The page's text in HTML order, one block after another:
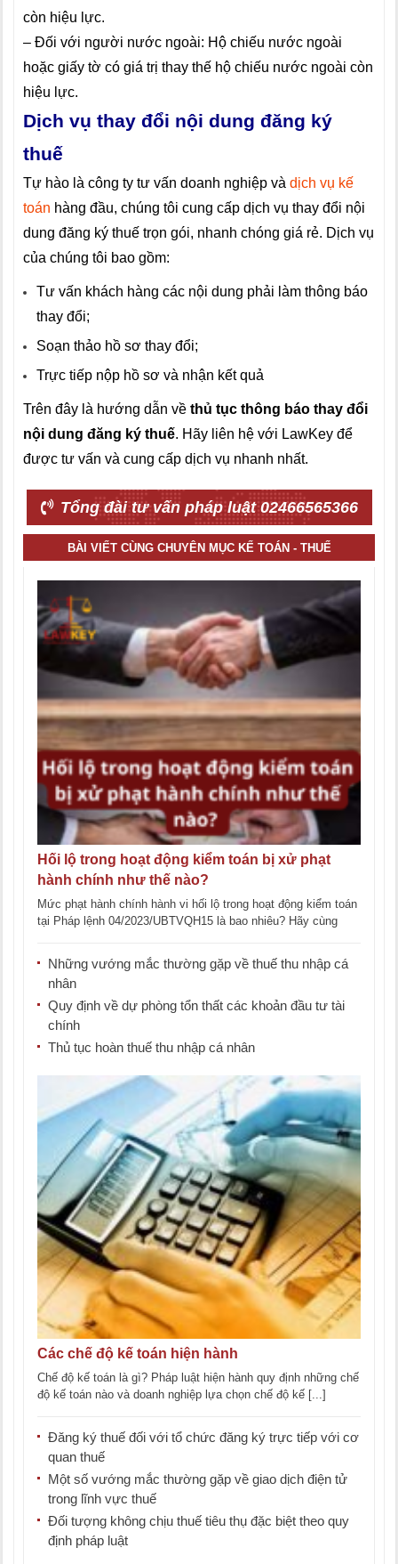
còn hiệu lực.
– Đối với người nước ngoài: Hộ chiếu nước ngoài
hoặc giấy tờ có giá trị thay thế hộ chiếu nước ngoài còn
hiệu lực.
Dịch vụ thay đổi nội dung đăng ký
thuế
Tự hào là công ty tư vấn doanh nghiệp và dịch vụ kế
toán hàng đầu, chúng tôi cung cấp dịch vụ thay đổi nội
dung đăng ký thuế trọn gói, nhanh chóng giá rẻ. Dịch vụ
của chúng tôi bao gồm:
Tư vấn khách hàng các nội dung phải làm thông báo
thay đổi;
Soạn thảo hồ sơ thay đổi;
Trực tiếp nộp hồ sơ và nhận kết quả
Trên đây là hướng dẫn về thủ tục thông báo thay đổi
nội dung đăng ký thuế. Hãy liên hệ với LawKey để
được tư vấn và cung cấp dịch vụ nhanh nhất.
Tổng đài tư vấn pháp luật 02466565366
BÀI VIẾT CÙNG CHUYÊN MỤC KẾ TOÁN - THUẾ
Hối lộ trong hoạt động kiểm toán bị xử phạt
hành chính như thế nào?
Mức phạt hành chính hành vi hối lộ trong hoạt động kiểm toán
tại Pháp lệnh 04/2023/UBTVQH15 là bao nhiêu? Hãy cùng
Những vướng mắc thường gặp về thuế thu nhập cá
nhân
Quy định về dự phòng tổn thất các khoản đầu tư tài
chính
Thủ tục hoàn thuế thu nhập cá nhân
Các chế độ kế toán hiện hành
Chế độ kế toán là gì? Pháp luật hiện hành quy định những chế
độ kế toán nào và doanh nghiệp lựa chọn chế độ kế [...]
Đăng ký thuế đối với tổ chức đăng ký trực tiếp với cơ
quan thuế
Một số vướng mắc thường gặp về giao dịch điện tử
trong lĩnh vực thuế
Đối tượng không chịu thuế tiêu thụ đặc biệt theo quy
định pháp luật